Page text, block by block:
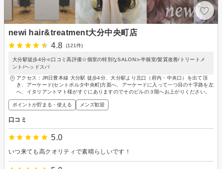
newi hair&treatment大分中央町店
4.8
(121件)
大分駅徒歩4分≪口コミ高評価☆個室の特別なSALON≫半個室/髪質改善/トリートメ
ント/ヘッドスパ
アクセス：JR日豊本線 大分駅 徒歩4分、大分駅より北口（府内・中央口）を出て頂
き、アーケード(セントポルタ中央町)方面へ、アーケードに入って一つ目の十字路を左
へ、イタリアントマト様がすぐにありますのでそのビルの３階へお上がりください。
ポイントが貯まる・使える メンズ歓迎
口コミ
5.0
いつ来ても高クオリティで素晴らしいです！